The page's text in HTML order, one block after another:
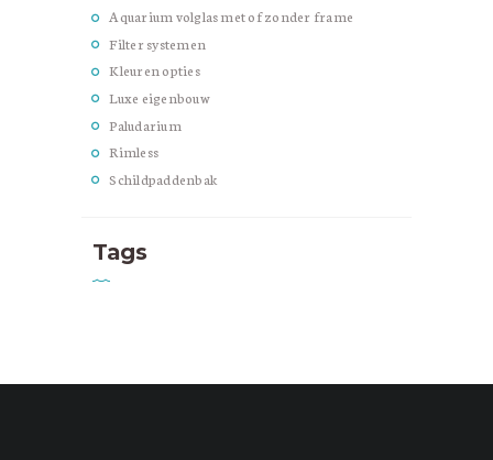
Aquarium volglas met of zonder frame
Filter systemen
Kleuren opties
Luxe eigenbouw
Paludarium
Rimless
Schildpaddenbak
Tags